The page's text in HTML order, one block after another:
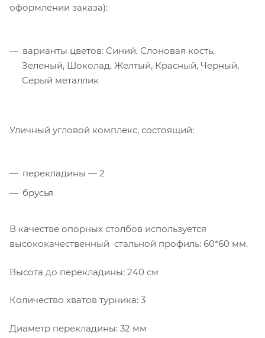
оформлении заказа):
варианты цветов: Синий, Слоновая кость,
Зеленый, Шоколад, Желтый, Красный, Черный,
Серый металлик
Уличный угловой комплекс, состоящий:
перекладины — 2
брусья
В качестве опорных столбов используется
высококачественный стальной профиль: 60*60 мм.
Высота до перекладины: 240 см
Количество хватов турника: 3
Диаметр перекладины: 32 мм